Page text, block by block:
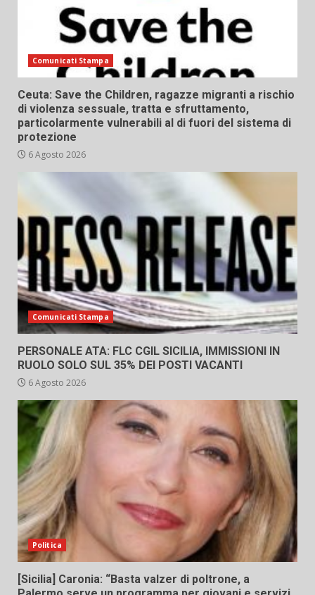
Comunicati Stampa
Ceuta: Save the Children, ragazze migranti a rischio
di violenza sessuale, tratta e sfruttamento,
particolarmente vulnerabili al di fuori del sistema di
protezione
6 Agosto 2026
Comunicati Stampa
PERSONALE ATA: FLC CGIL SICILIA, IMMISSIONI IN
RUOLO SOLO SUL 35% DEI POSTI VACANTI
6 Agosto 2026
Politica
[Sicilia] Caronia: “Basta valzer di poltrone, a